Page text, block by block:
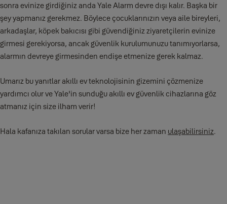
sonra evinize girdiğiniz anda Yale Alarm devre dışı kalır. Başka bir
şey yapmanız gerekmez. Böylece çocuklarınızın veya aile bireyleri,
arkadaşlar, köpek bakıcısı gibi güvendiğiniz ziyaretçilerin evinize
girmesi gerekiyorsa, ancak güvenlik kurulumunuzu tanımıyorlarsa,
alarmın devreye girmesinden endişe etmenize gerek kalmaz.
Umarız bu yanıtlar akıllı ev teknolojisinin gizemini çözmenize
yardımcı olur ve Yale'in sunduğu akıllı ev güvenlik cihazlarına göz
atmanız için size ilham verir!
Hala kafanıza takılan sorular varsa bize her zaman ulaşabilirsiniz.